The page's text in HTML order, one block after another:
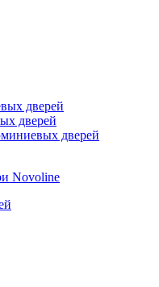
дверей
дверей
дверей
Novoline